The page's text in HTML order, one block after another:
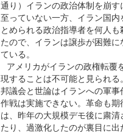
通り）イランの政治体制を崩す
至っていない一方、イラン国内
とめられる政治指導者を何人も
たので、イランは譲歩が困難に
ている。
アメリカがイランの政権転覆
現することは不可能と見られる
邦議会と世論はイランへの軍
作戦は実施できない。革命も
は、昨年の大規模デモ後に粛
たり、過激化したのが裏目に出